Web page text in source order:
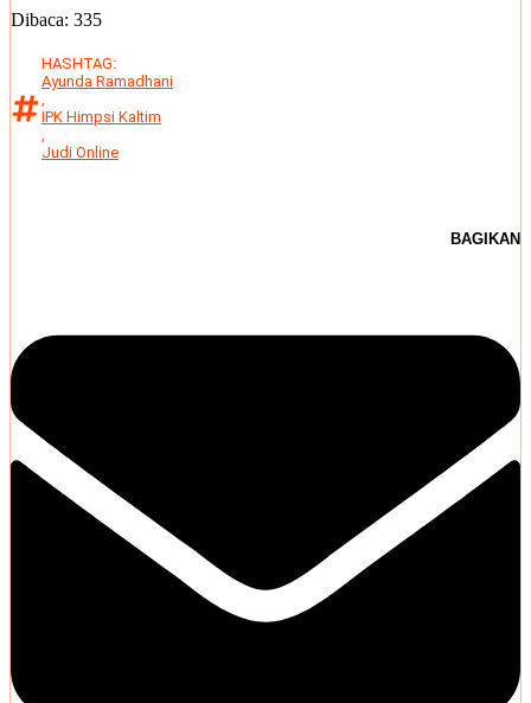
Dibaca: 335
HASHTAG:
Ayunda Ramadhani
,
IPK Himpsi Kaltim
,
Judi Online
BAGIKAN